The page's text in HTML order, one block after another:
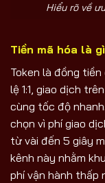
Hiểu rõ về
Tiền mã hóa là
Token là đồng
lệ 1:1, giao dịch
cùng tốc độ
chọn vì phí giao
từ vài đến 5 giây
kênh này nhằm
phí vận hành thấp